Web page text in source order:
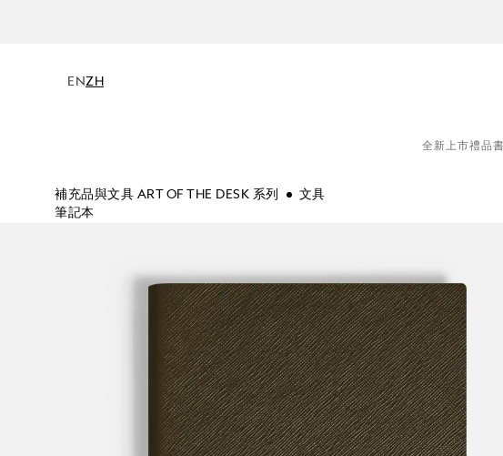
訂閱電
ENZH
全新上市禮品
補充品與文具 ART OF THE DESK 系列
文具
筆記本